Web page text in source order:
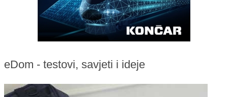
eDom - testovi, savjeti i ideje